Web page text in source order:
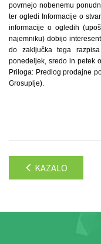
povrnejo nobenemu
ter ogledi Informacije o
informacije o ogledih
najemniku) dobijo
do zaključka tega
ponedeljek, sredo in petek
Priloga: Predlog prodajne
Grosuplje).
KAZALO